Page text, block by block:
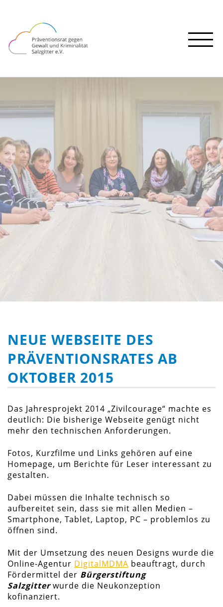
NEUE WEBSEITE DES
PRÄVENTIONSRATES AB
OKTOBER 2015
Das Jahresprojekt 2014 „Zivilcourage“ machte es
deutlich: Die bisherige Webseite genügt nicht
mehr den technischen Anforderungen.
Fotos, Kurzfilme und Links gehören auf eine
Homepage, um Berichte für Leser interessant zu
gestalten.
Dabei müssen die Inhalte technisch so
aufbereitet sein, dass sie mit allen Medien –
Smartphone, Tablet, Laptop, PC – problemlos zu
öffnen sind.
Mit der Umsetzung des neuen Designs wurde die
Online-Agentur DigitalMDMA beauftragt, durch
Fördermittel der Bürgerstiftung
Salzgitterwurde die Neukonzeption
kofinanziert.